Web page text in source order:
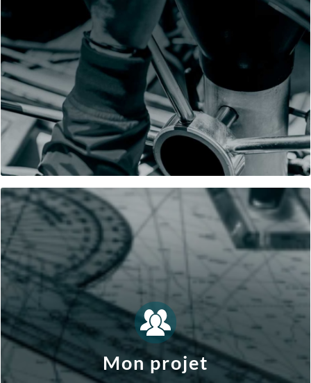
Quels sont les talents que je veux
valoriser ?
Quelles compétences ai-je développées grâce à mes
Mon projet
regard de mes aspirations actuelles?
Quelles sont les questions à se poser pour prendre
conscience des freins, des risques et des contraintes
de mon projet?